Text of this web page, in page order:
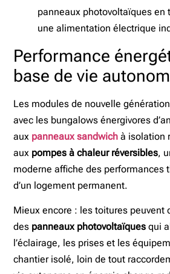
Performance
base de vie
Les modules de nouvelle
avec les bungalows énergivores
aux panneaux sandwich à isolation
aux pompes à chaleur réversibles,
moderne affiche des performances
d’un logement permanent.
Mieux encore : les toitures peuvent
des panneaux photovoltaïques qui
l’éclairage, les prises et les
chantier isolé, loin de tout